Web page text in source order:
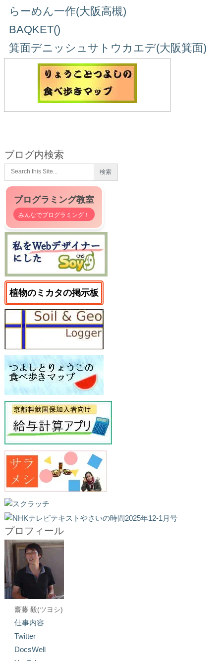
らーめん一作(大阪高槻)
BAQKET()
箕面デニッシュサトウカエデ(大阪箕面)
ブログ内検索
プログラミング教室
みんなでプログラミング！
植物のミカタの掲示板
プロフィール
齋藤 毅(ツヨシ)
仕事内容
Twitter
DocsWell